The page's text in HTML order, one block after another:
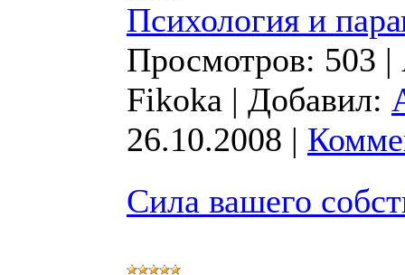
Психология и
Просмотров: 503 |
Fikoka | Добавил:
26.10.2008 |
Сила вашего